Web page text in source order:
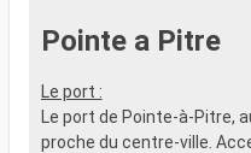
Pointe a Pitre
Le port :
Le port de Pointe-à-Pitre,
proche du centre-ville.